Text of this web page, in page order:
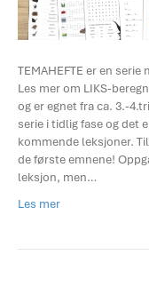
TEMAHEFTE er en
Les mer om LIKS-
og er egnet fra ca. 3.-
serie i tidlig fase og det
kommende leksjoner.
de første emnene!
leksjon, men…
Les mer